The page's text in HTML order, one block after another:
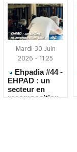
Mardi 30 Juin
2026 - 11:25
Ehpadia #44 -
EHPAD : un
secteur en
recomposition